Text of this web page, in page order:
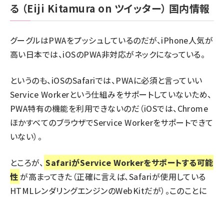
る （Eiji Kitamura on ツイッター） 国内情報
グーグルはPWAをプッシュしているのだが、iPhone人気が
高い日本では、iOSのPWA非対応がネックになっている。
というのも、iOSのSafariでは、PWAに必須と言っていい
Service Workerという仕組みをサポートしていないため、
PWA特有の機能を利用できないのだ（iOSでは、Chrome
ほかすべてのブラウザでService Workerをサポートできて
いない）。
ところが、 SafariがService Workerをサポートする可能
性が高まってきた（正確に言えば、Safariが使用している
HTMLレンダリングエンジンのWebKitだが）。このことに